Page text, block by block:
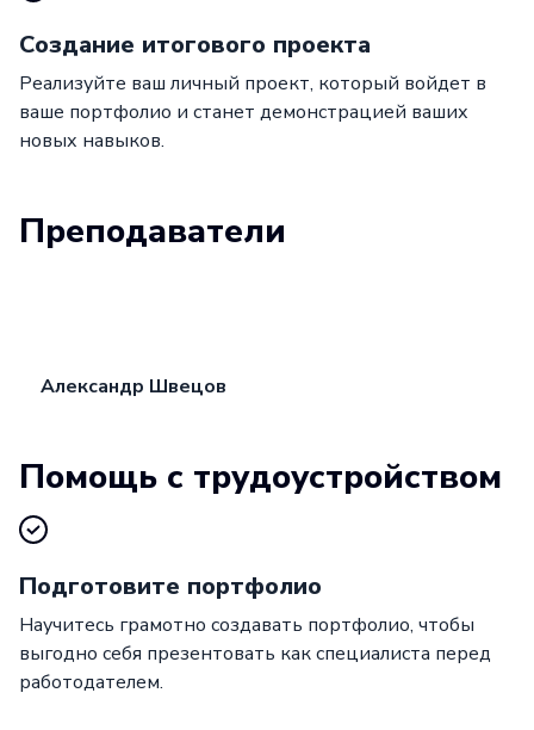
Создание итогового проекта
Реализуйте ваш личный проект, который войдет в
ваше портфолио и станет демонстрацией ваших
новых навыков.
Преподаватели
Александр Швецов
Помощь с трудоустройством
Подготовите портфолио
Научитесь грамотно создавать портфолио, чтобы
выгодно себя презентовать как специалиста перед
работодателем.